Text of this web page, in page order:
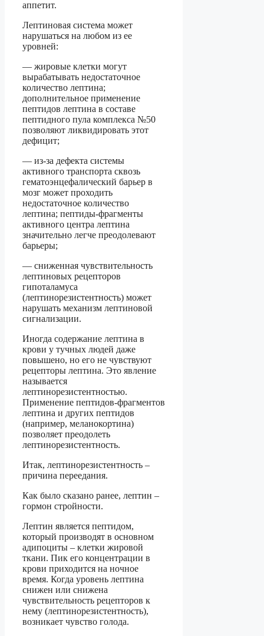
аппетит.
Лептиновая система может
нарушаться на любом из ее
уровней:
— жировые клетки могут
вырабатывать недостаточное
количество лептина;
дополнительное применение
пептидов лептина в составе
пептидного пула комплекса №50
позволяют ликвидировать этот
дефицит;
— из-за дефекта системы
активного транспорта сквозь
гематоэнцефалический барьер в
мозг может проходить
недостаточное количество
лептина; пептиды-фрагменты
активного центра лептина
значительно легче преодолевают
барьеры;
— сниженная чувствительность
лептиновых рецепторов
гипоталамуса
(лептинорезистентность) может
нарушать механизм лептиновой
сигнализации.
Иногда содержание лептина в
крови у тучных людей даже
повышено, но его не чувствуют
рецепторы лептина. Это явление
называется
лептинорезистентностью.
Применение пептидов-фрагментов
лептина и других пептидов
(например, меланокортина)
позволяет преодолеть
лептинорезистентность.
Итак, лептинорезистентность –
причина переедания.
Как было сказано ранее, лептин –
гормон стройности.
Лептин является пептидом,
который производят в основном
адипоциты – клетки жировой
ткани. Пик его концентрации в
крови приходится на ночное
время. Когда уровень лептина
снижен или снижена
чувствительность рецепторов к
нему (лептинорезистентность),
возникает чувство голода.